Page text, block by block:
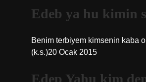
Edeb ya hu kimin
Benim terbiyem kimsenin kaba
(k.s.)20 Ocak 2015
Edep Yahu kim